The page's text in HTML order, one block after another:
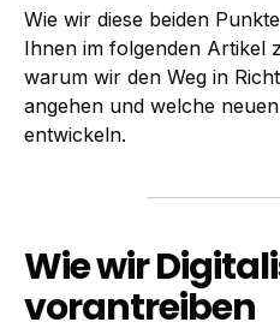
Wie wir diese beiden
Ihnen im folgenden Artikel
warum wir den Weg in
angehen und welche
entwickeln.
Wie wir
vorantreiben